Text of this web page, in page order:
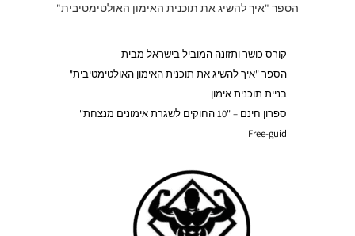
הספר "איך להשיג את תוכנית האימון האולטימטיבית"
קורס כושר ותזונה המוביל בישראל מבית
הספר "איך להשיג את תוכנית האימון האולטימטיבית"
בניית תוכנית אימון
ספרון חינם – "10 החוקים לשגרת אימונים מנצחת"
Free-guid